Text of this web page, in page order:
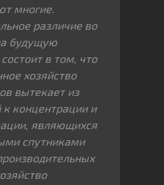
многие.
различие во
будущую
в том, что
хозяйство
вытекает из
к концентрации и
являющихся
спутниками